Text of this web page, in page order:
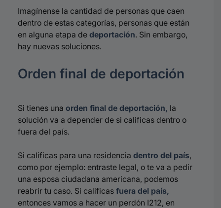
Imagínense la cantidad de personas que caen
dentro de estas categorías, personas que están
en alguna etapa de deportación. Sin embargo,
hay nuevas soluciones.
Orden final de deportación
Si tienes una orden final de deportación, la
solución va a depender de si calificas dentro o
fuera del país.
Si calificas para una residencia dentro del país,
como por ejemplo: entraste legal, o te va a pedir
una esposa ciudadana americana, podemos
reabrir tu caso. Si calificas fuera del país,
entonces vamos a hacer un perdón I212, en